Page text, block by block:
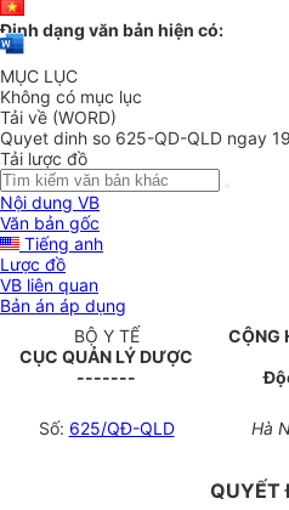
Định dạng văn bản hiện có:
MỤC LỤC
Không có mục lục
Tải về (WORD)
Quyet dinh so 625-QD-QLD ngay
Tải lược đồ
Nội dung VB
Văn bản gốc
Tiếng anh
Lược đồ
VB liên quan
Bản án áp dụng
BỘ Y TẾ
CỤC QUẢN LÝ DƯỢC
-------
CỘNG
Số: 625/QĐ-QLD Hà
QUYẾT